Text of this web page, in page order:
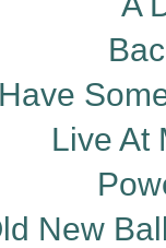
Have
Live At
New